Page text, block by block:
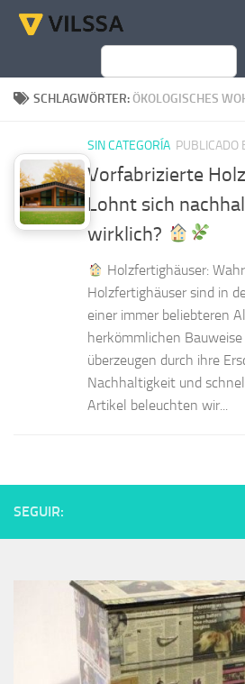
Zum Inhalt springen
Suchen
SCHLAGWÖRTER:ÖKOLOGISCHES
SIN CATEGORÍA
Vorfabrizierte
Lohnt sich
wirklich?
Holzfertighäuser:
Holzfertighäuser sind in
einer immer beliebteren
herkömmlichen
überzeugen durch ihre
Nachhaltigkeit und
Artikel beleuchten wir...
SEGUIR: